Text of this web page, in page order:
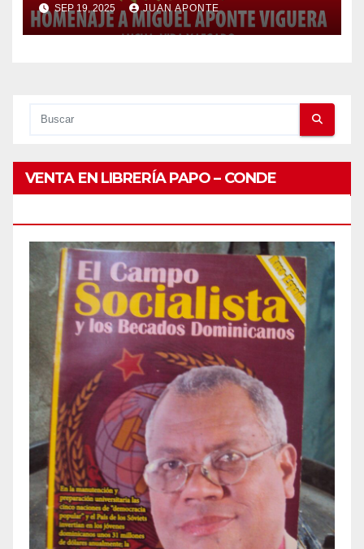
APONTE VIGUERA
SEP 19, 2025 JUAN APONTE
VENTA EN LIBRERÍA PAPO – CONDE